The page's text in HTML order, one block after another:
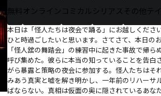
無料 オンライン コミカル シリアスその他テ
本日は「怪人たちは夜会で踊る」にお越しくださ
ひと時過ごしたいと思います。さてさて、本日
「怪人舘の舞踏会」の練習中に起きた事故で帰ら
呼び集めた。彼らに本当の知っていることを告白
がら暴露と策略の夜会に参加する。怪人たちは
みあう真実と嘘を解き明かし、一年前のリハー
ばならない。真相は仮面の奥に隠されている――あ